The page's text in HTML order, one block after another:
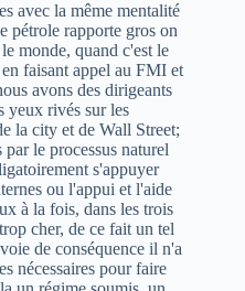
avec la même mentalité
pétrole rapporte gros on
monde, quand c'est le
faisant appel au FMI et
avons des dirigeants
yeux rivés sur les
la city et de Wall Street;
le processus naturel
s'appuyer
ou l'appui et l'aide
à la fois, dans les trois
cher, de ce fait un tel
de conséquence il n'a
nécessaires pour faire